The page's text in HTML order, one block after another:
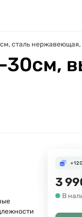
сталь нержавеющая,
30см,
+120
3
В